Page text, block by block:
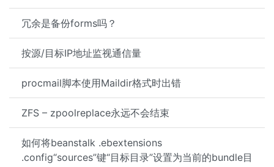
冗余是备份forms吗？
按源/目标IP地址监视通信量
procmail脚本使用Maildir格式时出错
ZFS – zpoolreplace永远不会结束
如何将beanstalk .ebextensions
.config“sources”键“目标目录”设置为当前的bundle目